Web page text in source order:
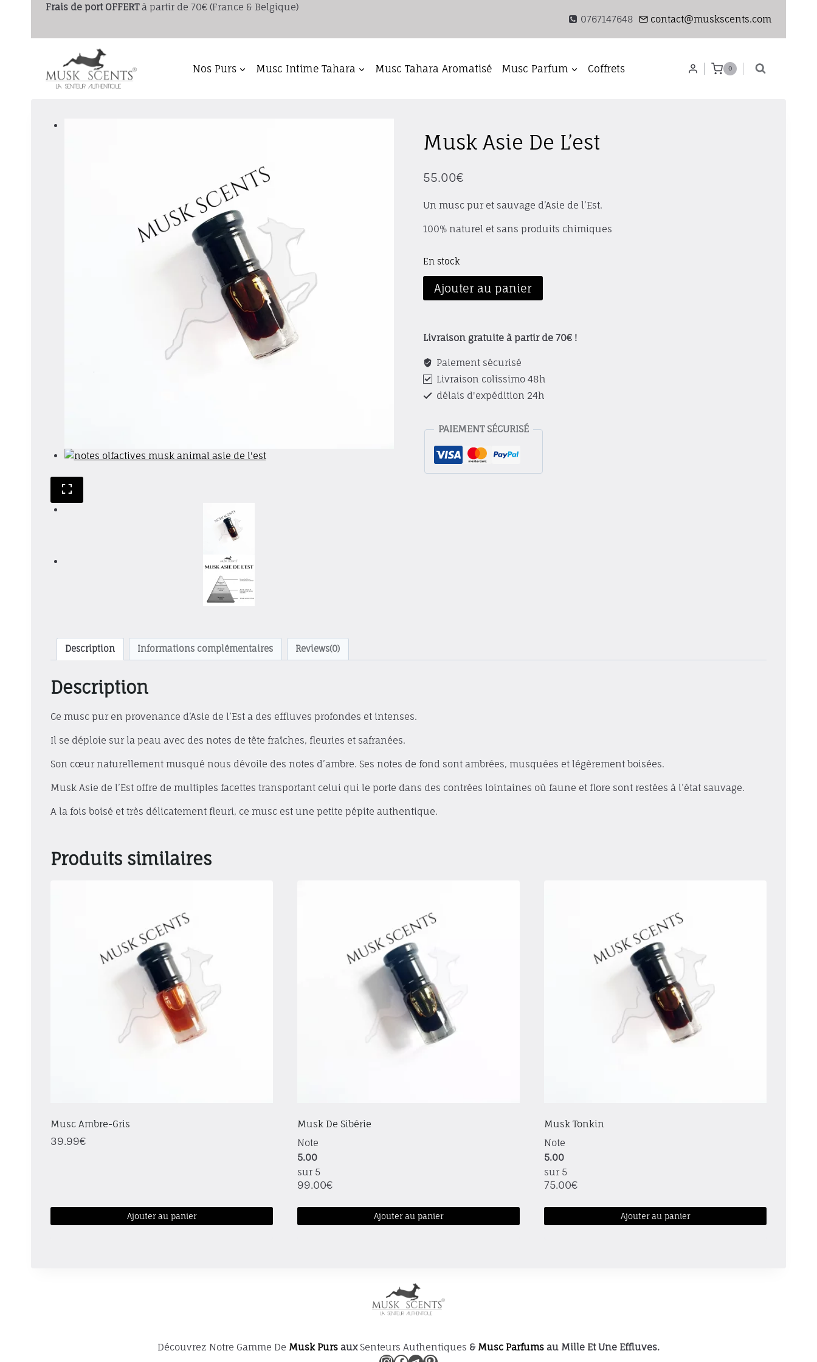
contenu
Frais de port OFFERTà partir de 70€ (France & Belgique)
0767147648
contact@muskscents.com
Nos Purs Musc Intime Tahara Musc Tahara Aromatisé Musc Parfum Coffrets 0
Musk Asie De L’est
55.00€
Un musc pur et sauvage d’Asie de l’Est.
100% naturel et sans produits chimiques
En stock
quantité
de
De
L'est
Ajouter au panier
Livraison gratuite à partir de 70€ !
Paiement sécurisé
Livraison colissimo 48h
délais d'expédition 24h
PAIEMENT SÉCURISÉ
Description Informations complémentaires Reviews(0)
Description
Ce musc pur en provenance d’Asie de l’Est a des effluves profondes et intenses.
Il se déploie sur la peau avec des notes de tête fraîches, fleuries et safranées.
Son cœur naturellement musqué nous dévoile des notes d’ambre. Ses notes de fond sont ambrées, musquées et légèrement boisées.
Musk Asie de l’Est offre de multiples facettes transportant celui qui le porte dans des contrées lointaines où faune et flore sont restées à l’état sauvage.
A la fois boisé et très délicatement fleuri, ce musc est une petite pépite authentique.
Produits similaires
Musc Ambre-Gris
39.99€
Ajouter au panier
Musk De Sibérie
Note
5.00
sur 5
99.00€
Ajouter au panier
Musk Tonkin
Note
5.00
sur 5
75.00€
Ajouter au panier
Découvrez Notre Gamme De Musk Purs auxSenteurs Authentiques & Musc Parfums au Mille Et Une Effluves.